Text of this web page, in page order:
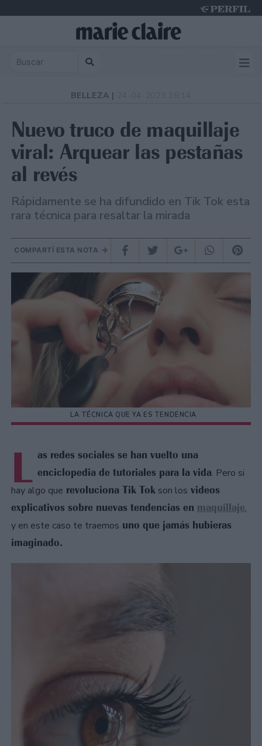
BELLEZA |
Nuevo truco de maquillaje
viral: Arquear las pestañas
al revés
Rápidamente se ha difundido en Tik Tok esta
rara técnica para resaltar la mirada
COMPARTÍ ESTA NOTA
LA TÉCNICA QUE YA ES TENDENCIA
L as redes sociales se han vuelto una
enciclopedia de tutoriales para la vida. Pero si
hay algo que revoluciona Tik Tok son los videos
explicativos sobre nuevas tendencias en maquillaje,
y en este caso te traemos uno que jamás hubieras
imaginado.